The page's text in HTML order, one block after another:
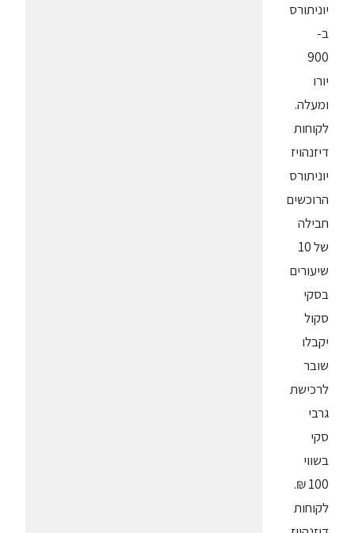
יוניתורס
ב-
900
יורו
ומעלה.
לקוחות
דיזנהויז
יוניתורס
הרוכשים
חבילה
של 10
שיעורים
בסקי
סקול
יקבלו
שובר
לרכישת
גרבי
סקי
בשווי
100 ₪.
לקוחות